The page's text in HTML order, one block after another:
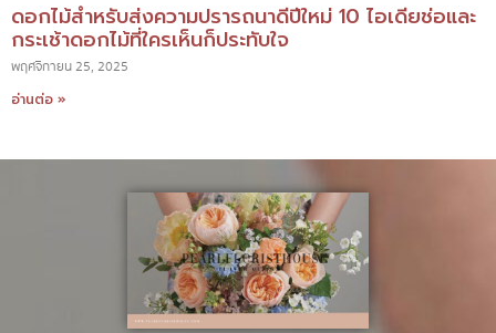
ดอกไม้สำหรับส่งความปรารถนาดีปีใหม่ 10 ไอเดียช่อและ
กระเช้าดอกไม้ที่ใครเห็นก็ประทับใจ
พฤศจิกายน 25, 2025
อ่านต่อ »